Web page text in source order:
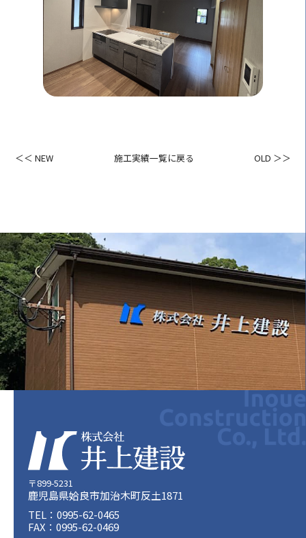
＜＜ NEW 施工実績一覧に戻る OLD ＞＞
〒899-5231
鹿児島県姶良市加治木町反土1871
TEL：0995-62-0465
FAX：0995-62-0469